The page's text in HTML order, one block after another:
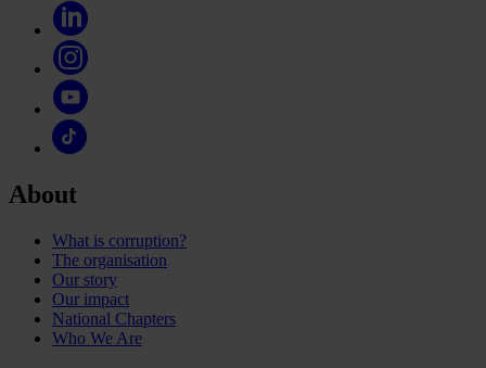
About
What is corruption?
The organisation
Our story
Our impact
National Chapters
Who We Are